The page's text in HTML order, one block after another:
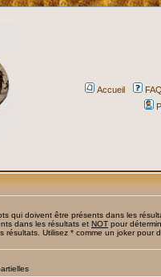
Accueil
qui doivent être présents dans les
dans les résultats et NOT pour
Utilisez * comme un joker pour